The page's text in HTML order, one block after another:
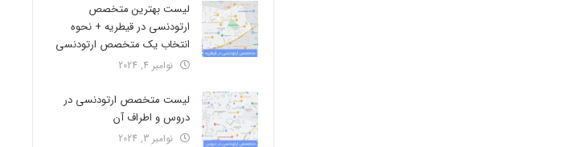
لیست بهترین متخصص
ارتودنسی در قیطریه + نحوه
انتخاب یک متخصص ارتودنسی
نوامبر 4, 2024
لیست متخصص ارتودنسی در
دروس و اطراف آن
نوامبر 3, 2024